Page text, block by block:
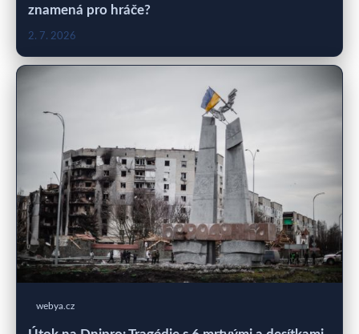
znamená pro hráče?
2. 7. 2026
webya.cz